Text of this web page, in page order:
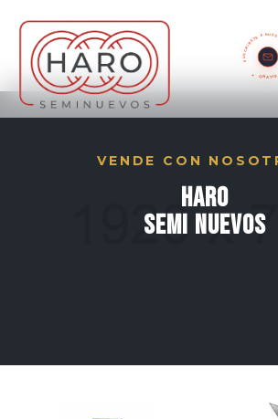
SUSCRÍBETE A
GRATIS
VENDE CON
Haro
Semi Nuevos